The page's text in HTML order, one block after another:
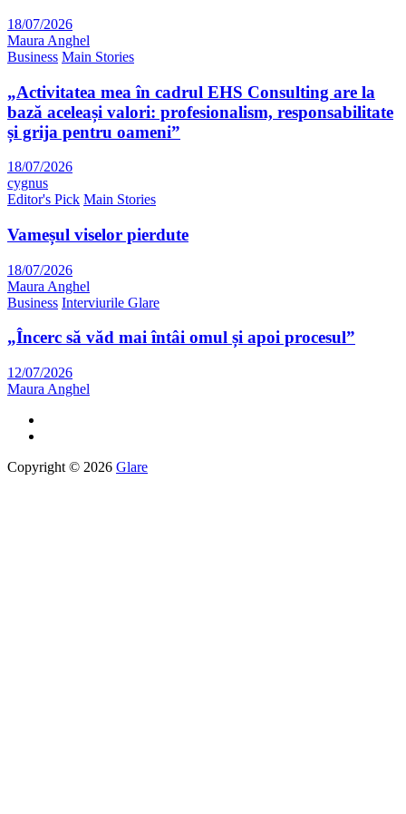
18/07/2026
Maura Anghel
Business Main Stories
„Activitatea mea în cadrul EHS Consulting are la
bază aceleași valori: profesionalism, responsabilitate
și grija pentru oameni”
18/07/2026
cygnus
Editor's Pick Main Stories
Vameșul viselor pierdute
18/07/2026
Maura Anghel
Business Interviurile Glare
„Încerc să văd mai întâi omul și apoi procesul”
12/07/2026
Maura Anghel
Copyright © 2026 Glare